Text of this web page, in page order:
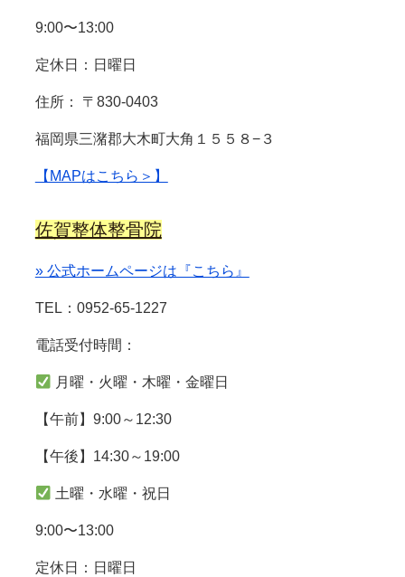
9:00〜13:00
定休日：日曜日
住所： 〒830-0403
福岡県三潴郡大木町大角１５５８−３
【MAPはこちら＞】
佐賀整体整骨院
» 公式ホームページは『こちら』
TEL：0952-65-1227
電話受付時間：
月曜・火曜・木曜・金曜日
【午前】9:00～12:30
【午後】14:30～19:00
土曜・水曜・祝日
9:00〜13:00
定休日：日曜日